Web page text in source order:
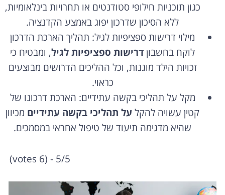
כגון תוכניות חילופי סטודנטים או תחרויות בינלאומיות,
ללא הסיכון שדרכון יפוג באמצע הקדנציה.
מילוי דרישות ספציפיות לגיל: תהליך הארכת הדרכון
לוקח בחשבוןדרישות ספציפיות לגיל, ומבטיח כי
זכויות הילד מוגנות, וכל ההליכים הדרושים מבוצעים
כראוי.
מקל על תהליכי בקשה עתידיים: הארכת דרכונו של
קטין עשויה להקל על תהליכי בקשה עתידיים מכיוון
שהיא מדגימה תיעוד של טיפול אחראי במסמכים.
5/5 - (6 votes)